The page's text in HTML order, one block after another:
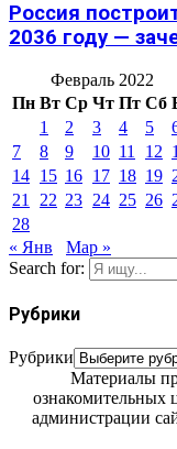
Россия
2036 году —
Февраль 2022
Пн Вт Ср Чт Пт Сб
1
2 3 4 5
7
8 9 10 11 12
14 15 16 17 18 19
21
22 23 24 25 26
28
« Янв
Мар »
Search for:
Рубрики
Рубрики
Материалы
ознакомительных
администрации